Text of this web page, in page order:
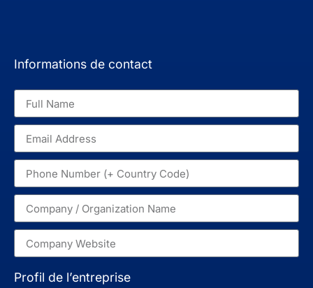
Informations de contact
Profil de l’entreprise